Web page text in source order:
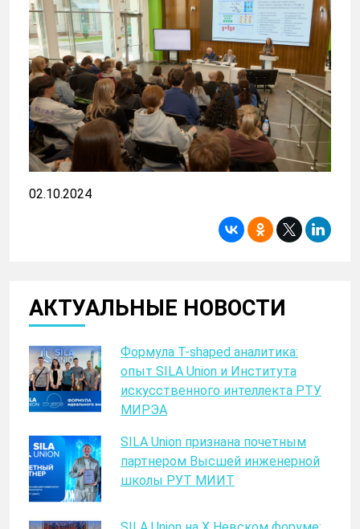
02.10.2024
АКТУАЛЬНЫЕ НОВОСТИ
Формула T-shaped аналитика:
опыт SILA Union и Института
искусственного интеллекта РТУ
МИРЭА
SILA Union признана почетным
партнером Высшей инженерной
школы РУТ МИИТ